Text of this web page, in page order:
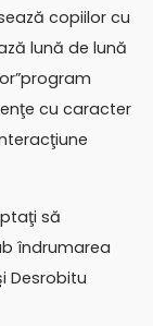
copiilor cu
lună de lună
cu caracter
să
îndrumarea
Desrobitu